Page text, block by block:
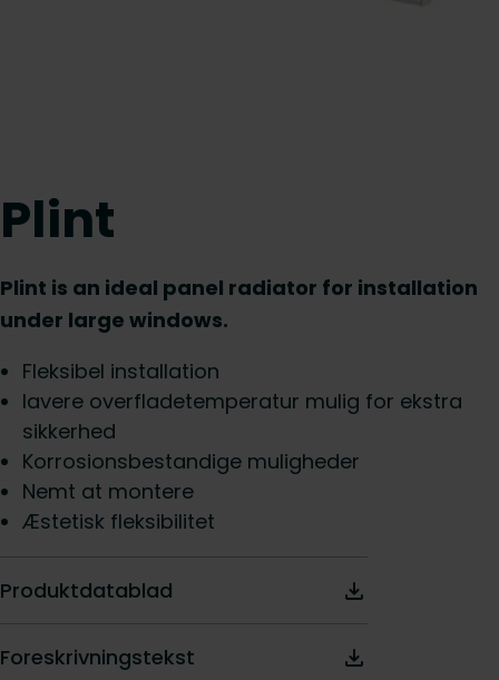
Plint
Plint is an ideal panel radiator for installation
under large windows.
Fleksibel installation
lavere overfladetemperatur mulig for ekstra
sikkerhed
Korrosionsbestandige muligheder
Nemt at montere
Æstetisk fleksibilitet
Produktdatablad
Foreskrivningstekst